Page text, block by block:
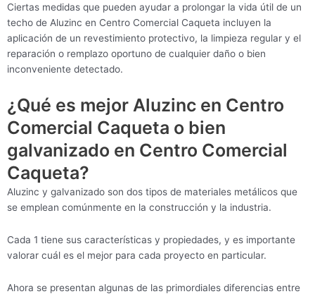
Ciertas medidas que pueden ayudar a prolongar la vida útil de un
techo de Aluzinc en Centro Comercial Caqueta incluyen la
aplicación de un revestimiento protectivo, la limpieza regular y el
reparación o remplazo oportuno de cualquier daño o bien
inconveniente detectado.
¿Qué es mejor Aluzinc en Centro
Comercial Caqueta o bien
galvanizado en Centro Comercial
Caqueta?
Aluzinc y galvanizado son dos tipos de materiales metálicos que
se emplean comúnmente en la construcción y la industria.
Cada 1 tiene sus características y propiedades, y es importante
valorar cuál es el mejor para cada proyecto en particular.
Ahora se presentan algunas de las primordiales diferencias entre